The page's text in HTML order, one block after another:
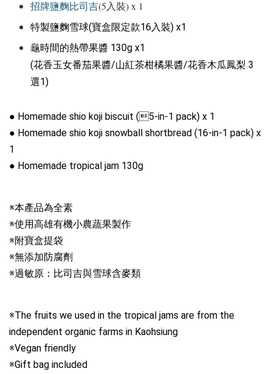
招牌鹽麴比司吉(5入裝) x 1
特製鹽麴雪球(寶盒限定款16入裝) x1
龜時間的熱帶果醬 130g x1
(花香玉女番茄果醬/山紅茶柑橘果醬/花香木瓜鳳梨 3
選1)
● Homemade shio koji biscuit (5-in-1 pack) x 1
● Homemade shio koji snowball shortbread (16-in-1 pack) x
1
● Homemade tropical jam 130g
※本產品為全素
※使用高雄有機小農蔬果製作
※附寶盒提袋
※無添加防腐劑
※過敏原：比司吉與雪球含麥類
※The fruits we used in the tropical jams are from the
independent organic farms in Kaohsiung
※Vegan friendly
※Gift bag included